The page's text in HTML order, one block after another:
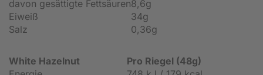
davon gesättigte Fettsäuren8,6g
Eiweiß
34g
Salz
0,36g
White Hazelnut
Pro Riegel (48g)